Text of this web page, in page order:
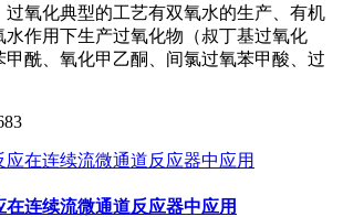
过氧化典型的工艺有双氧水的生产、有机
水作用下生产过氧化物（叔丁基过氧化
甲酰、氧化甲乙酮、间氯过氧苯甲酸、过
在连续流微通道反应器中应用